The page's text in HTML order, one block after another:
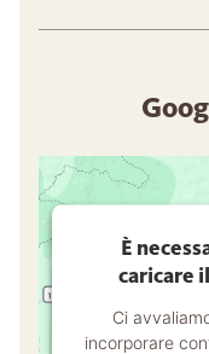
È
caricare
Ci
incorporare